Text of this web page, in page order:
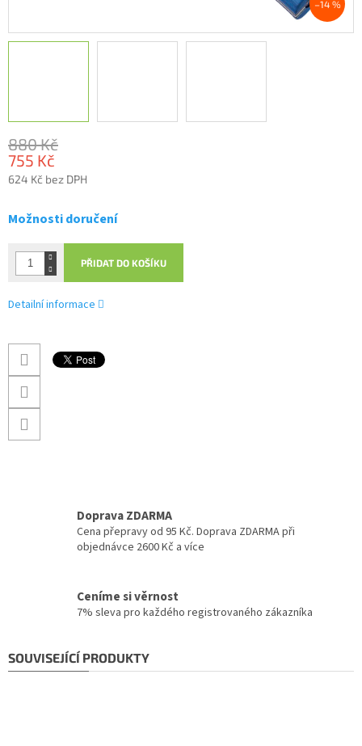
–14 %
880 Kč
755 Kč
624 Kč bez DPH
cena:
Možnosti doručení
PŘIDAT DO KOŠÍKU
Detailní informace
Doprava ZDARMA
Cena přepravy od 95 Kč. Doprava ZDARMA při
objednávce 2600 Kč a více
Ceníme si věrnost
7% sleva pro každého registrovaného zákazníka
SOUVISEJÍCÍ PRODUKTY